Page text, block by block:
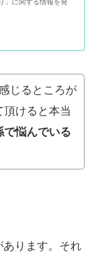
」に関する情報を発
じるところが
頂けると本当
で悩んでいる
あります。それ